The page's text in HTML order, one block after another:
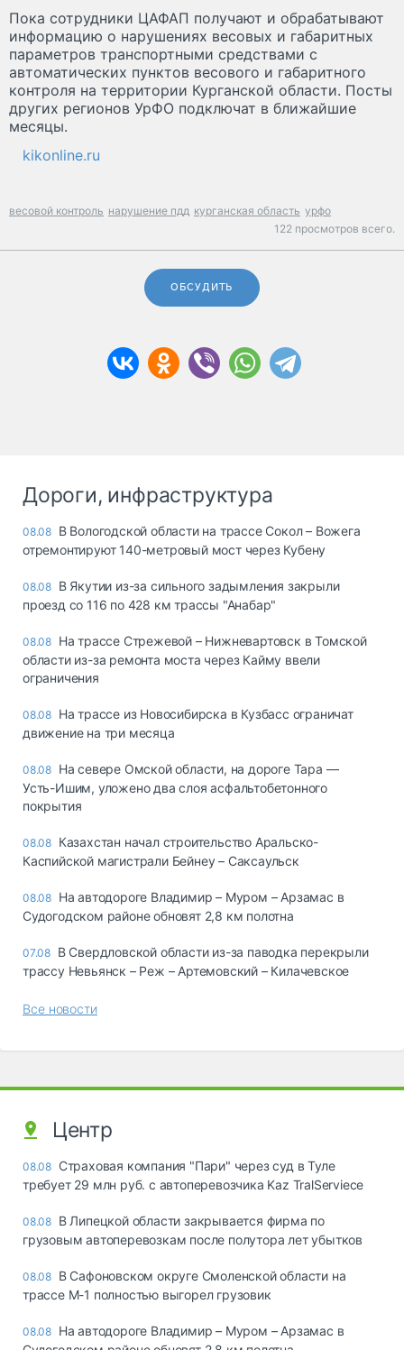
Пока сотрудники ЦАФАП получают и обрабатывают
информацию о нарушениях весовых и габаритных
параметров транспортными средствами с
автоматических пунктов весового и габаритного
контроля на территории Курганской области. Посты
других регионов УрФО подключат в ближайшие
месяцы.
kikonline.ru
весовой контроль нарушение пдд курганская область урфо
122 просмотров всего.
ОБСУДИТЬ
Дороги, инфраструктура
08.08 В Вологодской области на трассе Сокол – Вожега
отремонтируют 140-метровый мост через Кубену
08.08 В Якутии из-за сильного задымления закрыли
проезд со 116 по 428 км трассы "Анабар"
08.08 На трассе Стрежевой – Нижневартовск в Томской
области из-за ремонта моста через Кайму ввели
ограничения
08.08 На трассе из Новосибирска в Кузбасс ограничат
движение на три месяца
08.08 На севере Омской области, на дороге Тара —
Усть-Ишим, уложено два слоя асфальтобетонного
покрытия
08.08 Казахстан начал строительство Аральско-
Каспийской магистрали Бейнеу – Саксаульск
08.08 На автодороге Владимир – Муром – Арзамас в
Судогодском районе обновят 2,8 км полотна
07.08 В Свердловской области из-за паводка перекрыли
трассу Невьянск – Реж – Артемовский – Килачевское
Все новости
Центр
08.08 Страховая компания "Пари" через суд в Туле
требует 29 млн руб. с автоперевозчика Kaz TralServiece
08.08 В Липецкой области закрывается фирма по
грузовым автоперевозкам после полутора лет убытков
08.08 В Сафоновском округе Смоленской области на
трассе М-1 полностью выгорел грузовик
08.08 На автодороге Владимир – Муром – Арзамас в